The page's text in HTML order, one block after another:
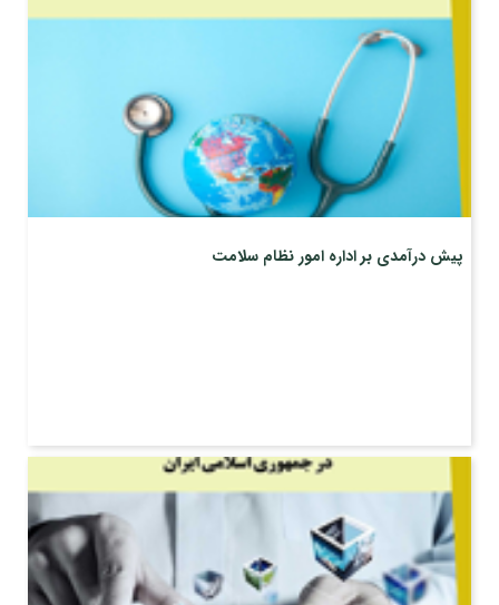
پیش درآمدی بر اداره امور نظام سلامت